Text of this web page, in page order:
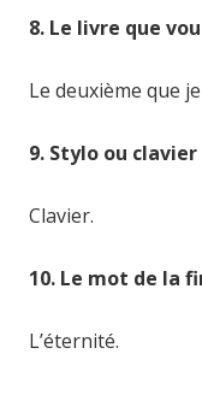
8. Le livre que
Le deuxième que
9. Stylo ou clavier
Clavier.
10. Le mot de la
L’éternité.